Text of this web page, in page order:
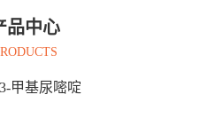
品中心
甲基尿嘧啶